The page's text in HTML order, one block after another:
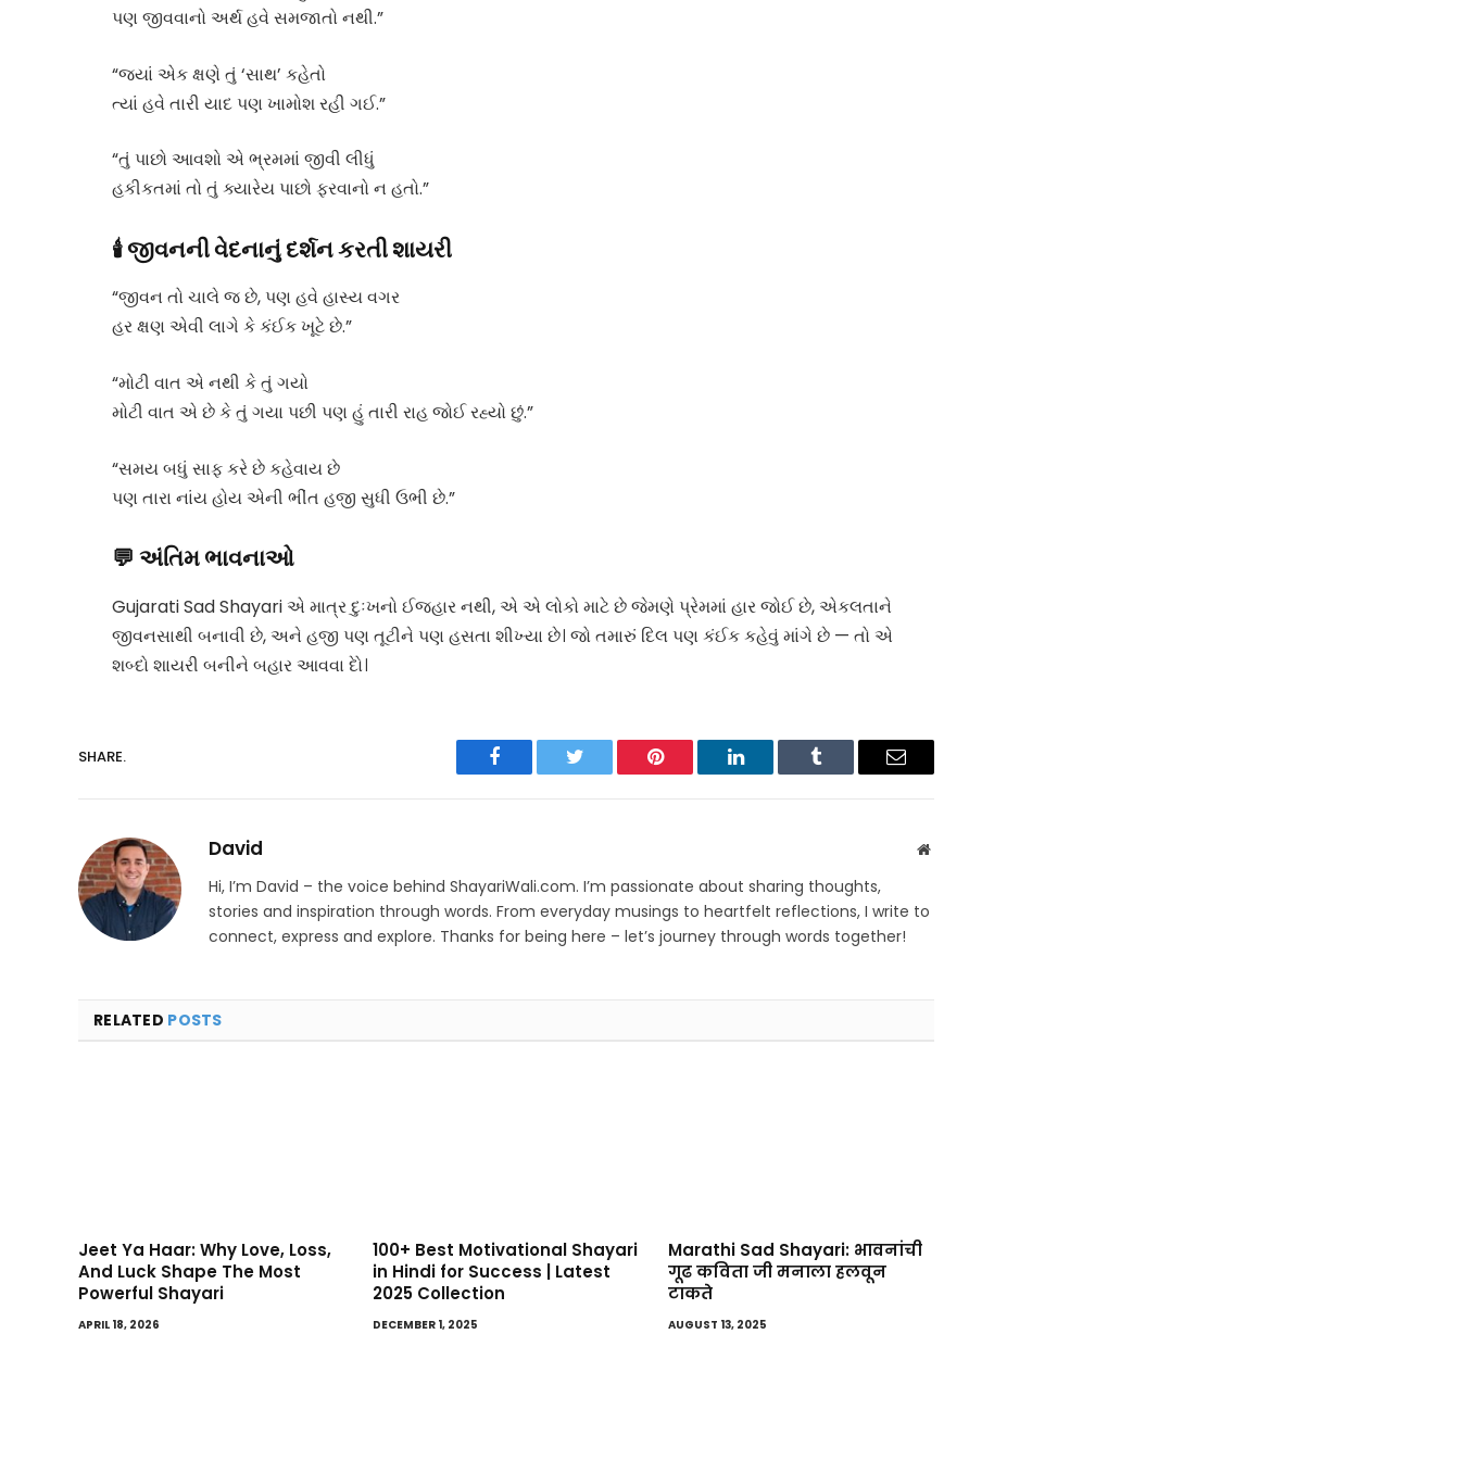
પણ જીવવાનો અર્થ હવે સમજાતો નથી.”
“જ્યાં એક ક્ષણે તું ‘સાથ’ કહેતો
ત્યાં હવે તારી યાદ પણ ખામોશ રહી ગઈ.”
“તું પાછો આવશો એ ભ્રમમાં જીવી લીધું
હકીકતમાં તો તું ક્યારેય પાછો ફરવાનો ન હતો.”
🕯️ જીવનની વેદનાનું દર્શન કરતી શાયરી
“જીવન તો ચાલે જ છે, પણ હવે હાસ્ય વગર
હર ક્ષણ એવી લાગે કે કંઈક ખૂટે છે.”
“મોટી વાત એ નથી કે તું ગયો
મોટી વાત એ છે કે તું ગયા પછી પણ હું તારી રાહ જોઈ રહ્યો છું.”
“સમય બધું સાફ કરે છે કહેવાય છે
પણ તારા નાંય હોય એની ભીંત હજી સુધી ઉભી છે.”
💬 અંતિમ ભાવનાઓ
Gujarati Sad Shayari એ માત્ર દુઃખનો ઈજહાર નથી, એ એ લોકો માટે છે જેમણે પ્રેમમાં હાર જોઈ છે, એકલતાને
જીવનસાથી બનાવી છે, અને હજી પણ તૂટીને પણ હસતા શીખ્યા છે। જો તમારું દિલ પણ કંઈક કહેવું માંગે છે — તો એ
શબ્દો શાયરી બનીને બહાર આવવા દેો।
SHARE.
Facebook Twitter Pinterest LinkedIn Tumblr Email
David Website
Hi, I’m David – the voice behind ShayariWali.com. I’m passionate about sharing thoughts,
stories and inspiration through words. From everyday musings to heartfelt reflections, I write to
connect, express and explore. Thanks for being here – let’s journey through words together!
RELATED POSTS
Jeet Ya Haar: Why Love, Loss,
And Luck Shape The Most
Powerful Shayari
APRIL 18, 2026
100+ Best Motivational Shayari
in Hindi for Success | Latest
2025 Collection
DECEMBER 1, 2025
Marathi Sad Shayari: भावनांची
गूढ कविता जी मनाला हलवून
टाकते
AUGUST 13, 2025